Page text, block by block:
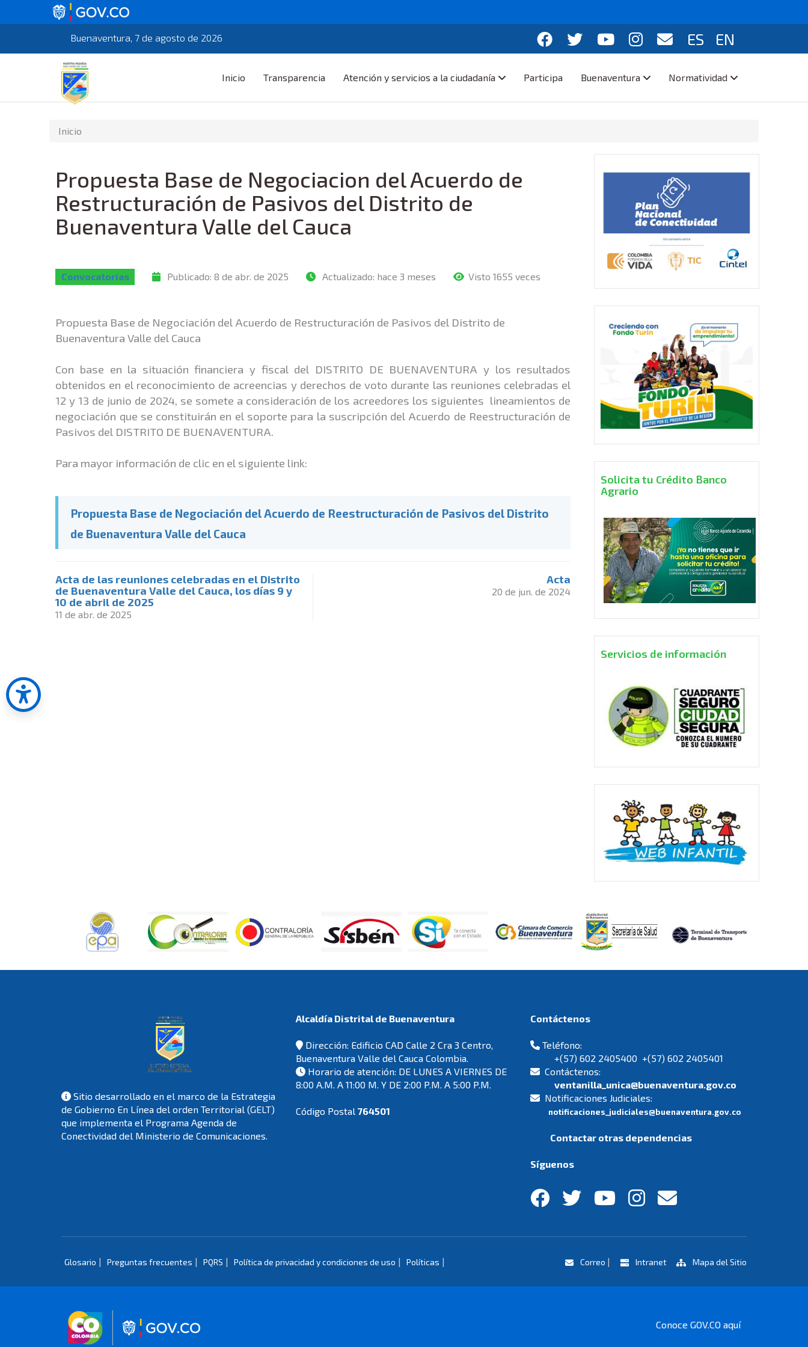
Buenaventura, 7 de agosto de 2026 ES EN
Inicio Transparencia Atención y servicios a la ciudadanía Participa Buenaventura Normatividad
Inicio
Propuesta Base de Negociacion del Acuerdo de
Restructuración de Pasivos del Distrito de
Buenaventura Valle del Cauca
Convocatorias Publicado:8 de abr. de 2025 Actualizado: hace 3 meses Visto 1655 veces
Propuesta Base de Negociación del Acuerdo de Restructuración de Pasivos del Distrito de
Buenaventura Valle del Cauca
Con base en la situación financiera y fiscal del DISTRITO DE BUENAVENTURA y los resultados
obtenidos en el reconocimiento de acreencias y derechos de voto durante las reuniones celebradas el
12 y 13 de junio de 2024, se somete a consideración de los acreedores los siguientes lineamientos de
negociación que se constituirán en el soporte para la suscripción del Acuerdo de Reestructuración de
Pasivos del DISTRITO DE BUENAVENTURA.
Para mayor información de clic en el siguiente link:
Propuesta Base de Negociación del Acuerdo de Reestructuración de Pasivos del Distrito
de Buenaventura Valle del Cauca
Acta de las reuniones celebradas en el Distrito
de Buenaventura Valle del Cauca, los días 9 y
10 de abril de 2025
11 de abr. de 2025
Acta
20 de jun. de 2024
Solicita tu Crédito Banco
Agrario
Servicios de información
Sitio desarrollado en el marco de la Estrategia
de Gobierno En Línea del orden Territorial (GELT)
que implementa el Programa Agenda de
Conectividad del Ministerio de Comunicaciones.
Alcaldía Distrital de Buenaventura
Dirección: Edificio CAD Calle 2 Cra 3 Centro,
Buenaventura Valle del Cauca Colombia.
Horario de atención: DE LUNES A VIERNES DE
8:00 A.M. A 11:00 M. Y DE 2:00 P.M. A 5:00 P.M.
Código Postal 764501
Contáctenos
Teléfono:
+(57) 602 2405400 +(57) 602 2405401
Contáctenos:
ventanilla_unica@buenaventura.gov.co
Notificaciones Judiciales:
notificaciones_judiciales@buenaventura.gov.co
Contactar otras dependencias
Síguenos
Glosario | Preguntas frecuentes | PQRS | Política de privacidad y condiciones de uso | Políticas | Correo | Intranet Mapa del Sitio
Logo Gobierno de Colombia Conoce GOV.CO aquí